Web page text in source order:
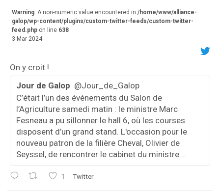
Warning: A non-numeric value encountered in /home/www/alliance-
galop/wp-content/plugins/custom-twitter-feeds/custom-twitter-
feed.php on line 638
3 Mar 2024
On y croit !
Jour de Galop @Jour_de_Galop
C’était l’un des événements du Salon de
l’Agriculture samedi matin : le ministre Marc
Fesneau a pu sillonner le hall 6, où les courses
disposent d’un grand stand. L'occasion pour le
nouveau patron de la filière Cheval, Olivier de
Seyssel, de rencontrer le cabinet du ministre...
1 Twitter